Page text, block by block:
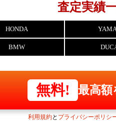
査定実績
HONDA
BMW
無料! 最高
利用規約と プライバシーポリシ